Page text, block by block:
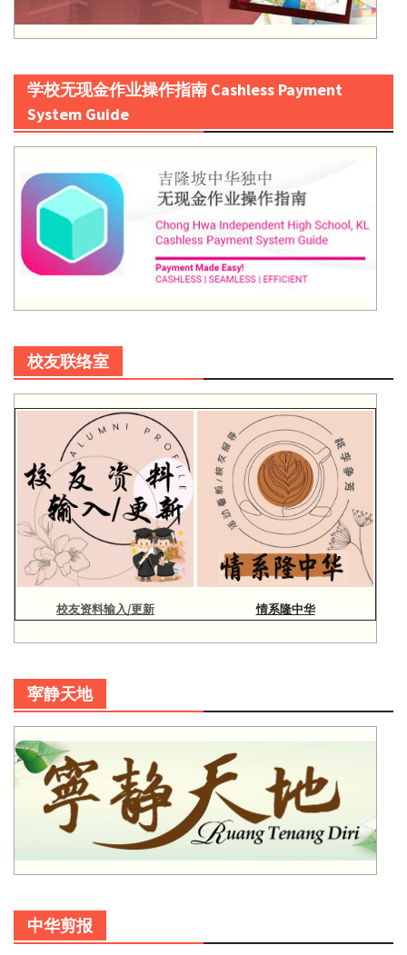
学校无现金作业操作指南 Cashless Payment
System Guide
校友联络室
校友资料输入/更新 情系隆中华
寜静天地
中华剪报